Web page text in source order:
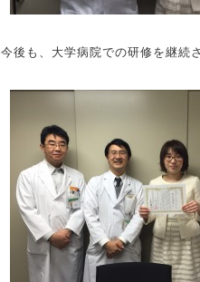
今後も、大学病院での研修を継続